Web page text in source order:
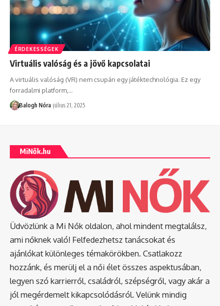
ÉRDEKESSÉGEK
Virtuális valóság és a jövő kapcsolatai
A virtuális valóság (VR) nem csupán egy játéktechnológia. Ez egy
forradalmi platform, …
Balogh Nóra július 21, 2025
MiNők.hu
Üdvözlünk a Mi Nők oldalon, ahol mindent megtalálsz,
ami nőknek való! Felfedezhetsz tanácsokat és
ajánlókat különleges témakörökben. Csatlakozz
hozzánk, és merülj el a női élet összes aspektusában,
legyen szó karrierről, családról, szépségről, vagy akár a
jól megérdemelt kikapcsolódásról. Velünk mindig